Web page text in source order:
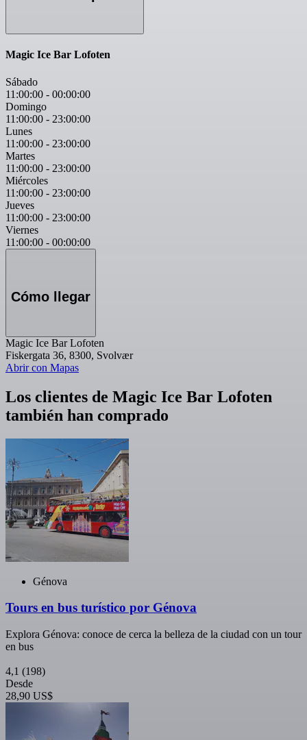
Magic Ice Bar Lofoten
Sábado
11:00:00 - 00:00:00
Domingo
11:00:00 - 23:00:00
Lunes
11:00:00 - 23:00:00
Martes
11:00:00 - 23:00:00
Miércoles
11:00:00 - 23:00:00
Jueves
11:00:00 - 23:00:00
Viernes
11:00:00 - 00:00:00
Cómo llegar
Magic Ice Bar Lofoten
Fiskergata 36, 8300, Svolvær
Abrir con Mapas
Los clientes de Magic Ice Bar Lofoten
también han comprado
Génova
Tours en bus turístico por Génova
Explora Génova: conoce de cerca la belleza de la ciudad con un tour
en bus
4,1 (198)
Desde
28,90 US$